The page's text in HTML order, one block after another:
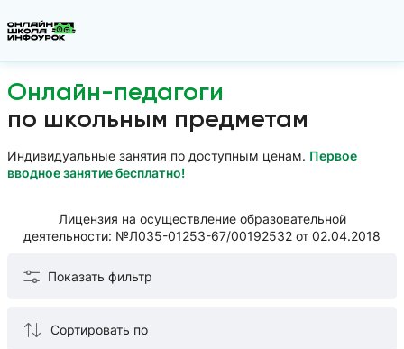
Онлайн-педагоги
по школьным предметам
Индивидуальные занятия по доступным ценам. Первое
вводное занятие бесплатно!
Лицензия на осуществление образовательной
деятельности: №Л035-01253-67/00192532 от 02.04.2018
Показать фильтр
Сортировать по